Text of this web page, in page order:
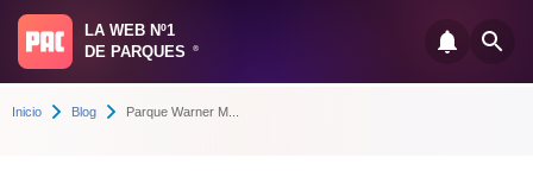
LA WEB Nº1
DE PARQUES
®
Inicio Blog Parque Warner M...